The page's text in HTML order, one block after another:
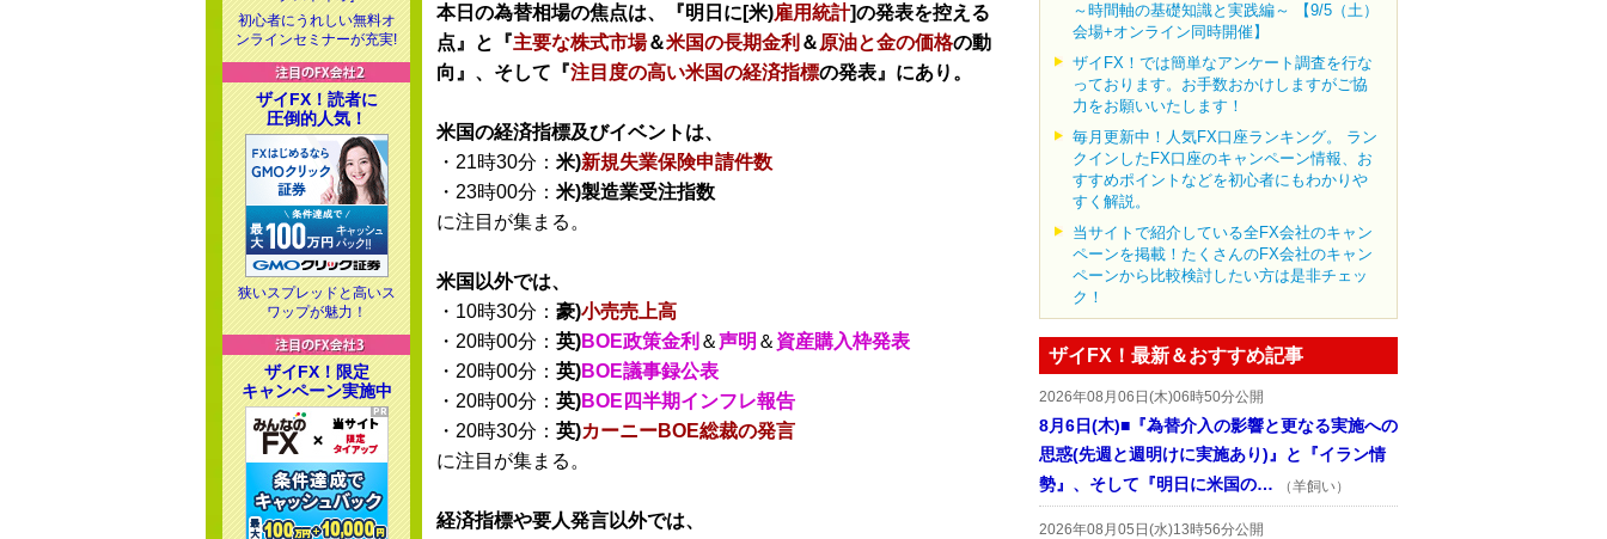
本日の為替相場の焦点は、『明日に[米)雇用統計]の発表を控える
点』と『主要な株式市場＆米国の長期金利 ＆ 原油と金の価格の動
向』、そして『注目度の高い米国の経済指標の発表』にあり。
米国の経済指標及びイベントは、
・21時30分： 米)新規失業保険申請件数
・23時00分： 米)製造業受注指数
に注目が集まる。
米国以外では、
・10時30分： 豪)小売売上高
・20時00分： 英)BOE政策金利 ＆声明 ＆ 資産購入枠発表
・20時00分： 英)BOE議事録公表
・20時00分： 英)BOE四半期インフレ報告
・20時30分： 英)カーニーBOE総裁の発言
に注目が集まる。
経済指標や要人発言以外では、
～時間軸の基礎知識と実践編～ 【9/5（土）
会場+オンライン同時開催】
ザイFX！では簡単なアンケート調査を行な
っております。お手数おかけしますがご協
力をお願いいたします！
毎月更新中！人気FX口座ランキング。 ラン
クインしたFX口座のキャンペーン情報、お
すすめポイントなどを初心者にもわかりや
すく解説。
当サイトで紹介している全FX会社のキャン
ペーンを掲載！たくさんのFX会社のキャン
ペーンから比較検討したい方は是非チェッ
ク！
ザイFX！最新＆おすすめ記事
2026年08月06日(木)06時50分公開
8月6日(木)■『為替介入の影響と更なる実施への
思惑(先週と週明けに実施あり)』と『イラン情
勢』、そして『明日に米国の…
（羊飼い）
2026年08月05日(水)13時56分公開
初心者にうれしい無料オ
ンラインセミナーが充実!
ザイFX！読者に
圧倒的人気！
狭いスプレッドと高いス
ワップが魅力！
ザイFX！限定
キャンペーン実施中